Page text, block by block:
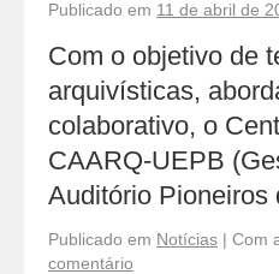
Publicado em 11 de abril de
Com o objetivo de
arquivísticas,
colaborativo, o
CAARQ-UEPB
Auditório
Publicado em Notícias | Com
comentário